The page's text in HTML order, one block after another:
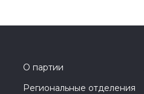
О партии
Региональные отделения